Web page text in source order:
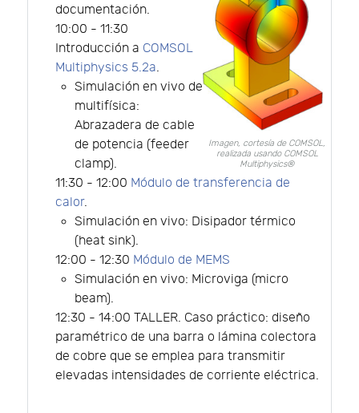
Imagen, cortesía de COMSOL,
realizada usando COMSOL
Multiphysics®
documentación.
10:00 - 11:30
Introducción a COMSOL
Multiphysics 5.2a.
Simulación en vivo de
multifísica:
Abrazadera de cable
de potencia (feeder
clamp).
11:30 - 12:00 Módulo de transferencia de
calor.
Simulación en vivo: Disipador térmico
(heat sink).
12:00 - 12:30 Módulo de MEMS
Simulación en vivo: Microviga (micro
beam).
12:30 - 14:00 TALLER. Caso práctico: diseño
paramétrico de una barra o lámina colectora
de cobre que se emplea para transmitir
elevadas intensidades de corriente eléctrica.